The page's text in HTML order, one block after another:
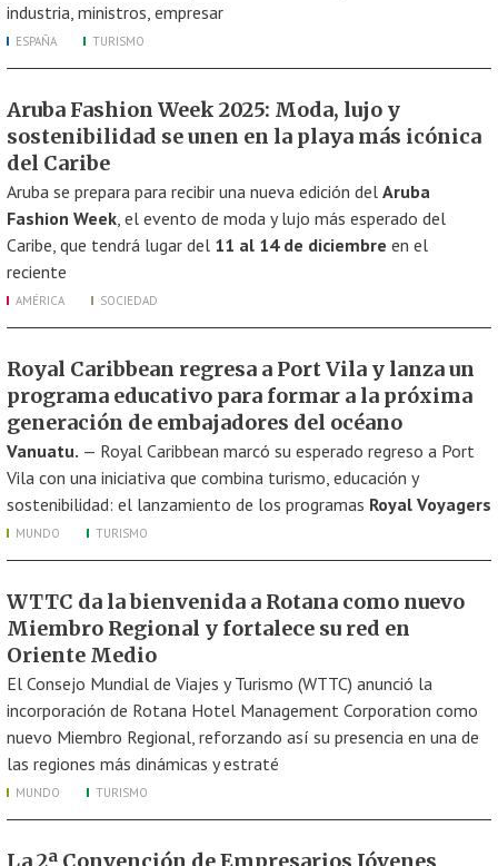
industria, ministros, empresar
ESPAÑA TURISMO
Aruba Fashion Week 2025: Moda, lujo y
sostenibilidad se unen en la playa más icónica
del Caribe
Aruba se prepara para recibir una nueva edición del Aruba
Fashion Week, el evento de moda y lujo más esperado del
Caribe, que tendrá lugar del 11 al 14 de diciembre en el
reciente
AMÉRICA SOCIEDAD
Royal Caribbean regresa a Port Vila y lanza un
programa educativo para formar a la próxima
generación de embajadores del océano
Vanuatu. — Royal Caribbean marcó su esperado regreso a Port
Vila con una iniciativa que combina turismo, educación y
sostenibilidad: el lanzamiento de los programas Royal Voyagers
MUNDO TURISMO
WTTC da la bienvenida a Rotana como nuevo
Miembro Regional y fortalece su red en
Oriente Medio
El Consejo Mundial de Viajes y Turismo (WTTC) anunció la
incorporación de Rotana Hotel Management Corporation como
nuevo Miembro Regional, reforzando así su presencia en una de
las regiones más dinámicas y estraté
MUNDO TURISMO